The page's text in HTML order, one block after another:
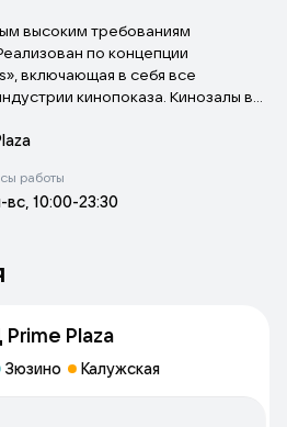
высоким требованиям
по концепции
включающая в себя все
кинопоказа. Кинозалы в
комфортности «Comfort hall»,
кинопроекторами «Christie»,
Есть возможность проведения
Кроме того, рядом с
время до начала сеанса и
работы
вс, 10:00-23:30
Plaza
Зюзино Калужская